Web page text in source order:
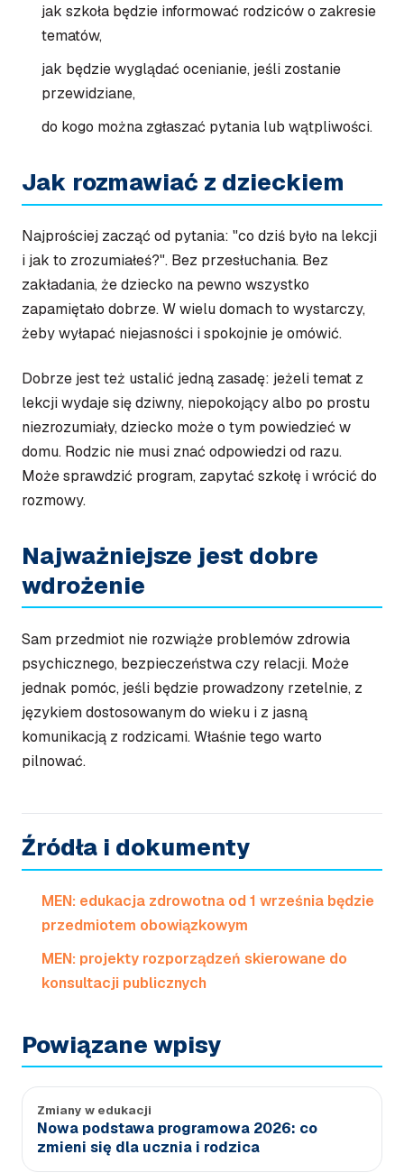
jak szkoła będzie informować rodziców o zakresie
tematów,
jak będzie wyglądać ocenianie, jeśli zostanie
przewidziane,
do kogo można zgłaszać pytania lub wątpliwości.
Jak rozmawiać z dzieckiem
Najprościej zacząć od pytania: "co dziś było na lekcji
i jak to zrozumiałeś?". Bez przesłuchania. Bez
zakładania, że dziecko na pewno wszystko
zapamiętało dobrze. W wielu domach to wystarczy,
żeby wyłapać niejasności i spokojnie je omówić.
Dobrze jest też ustalić jedną zasadę: jeżeli temat z
lekcji wydaje się dziwny, niepokojący albo po prostu
niezrozumiały, dziecko może o tym powiedzieć w
domu. Rodzic nie musi znać odpowiedzi od razu.
Może sprawdzić program, zapytać szkołę i wrócić do
rozmowy.
Najważniejsze jest dobre
wdrożenie
Sam przedmiot nie rozwiąże problemów zdrowia
psychicznego, bezpieczeństwa czy relacji. Może
jednak pomóc, jeśli będzie prowadzony rzetelnie, z
językiem dostosowanym do wieku i z jasną
komunikacją z rodzicami. Właśnie tego warto
pilnować.
Źródła i dokumenty
MEN: edukacja zdrowotna od 1 września będzie
przedmiotem obowiązkowym
MEN: projekty rozporządzeń skierowane do
konsultacji publicznych
Powiązane wpisy
Zmiany w edukacji
Nowa podstawa programowa 2026: co
zmieni się dla ucznia i rodzica